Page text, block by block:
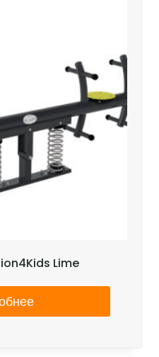
Lime